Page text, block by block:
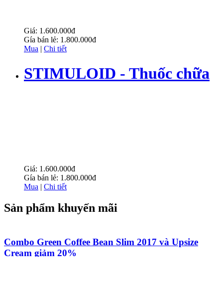
Giá: 1.600.000đ
Gía bán lẻ: 1.800.000đ
Mua | Chi tiết
STIMULOID - Thuốc chữa
Giá: 1.600.000đ
Gía bán lẻ: 1.800.000đ
Mua | Chi tiết
Sản phẩm khuyến mãi
Combo Green Coffee Bean Slim 2017 và Upsize
Cream giảm 20%